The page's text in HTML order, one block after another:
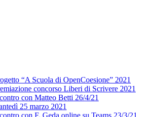
“A Scuola di OpenCoesione” 2021
concorso Liberi di Scrivere 2021
con Matteo Betti 26/4/21
25 marzo 2021